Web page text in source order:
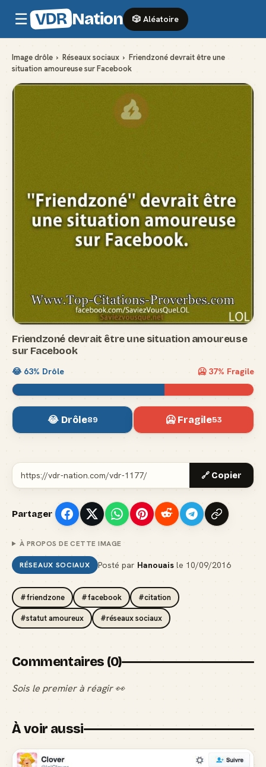
☰ VDR Nation 🎲 Aléatoire
Image drôle › Réseaux sociaux › Friendzoné devrait être une
situation amoureuse sur Facebook
Friendzoné devrait être une situation amoureuse
sur Facebook
😂 63% Drôle 🥶 37% Fragile
😂 Drôle89 🥶 Fragile53
🔗 Copier
Partager
À PROPOS DE CETTE IMAGE
RÉSEAUX SOCIAUX Posté par Hanouaisle 10/09/2016
#friendzone #facebook #citation
#statut amoureux #réseaux sociaux
Commentaires (0)
Sois le premier à réagir 👀
À voir aussi